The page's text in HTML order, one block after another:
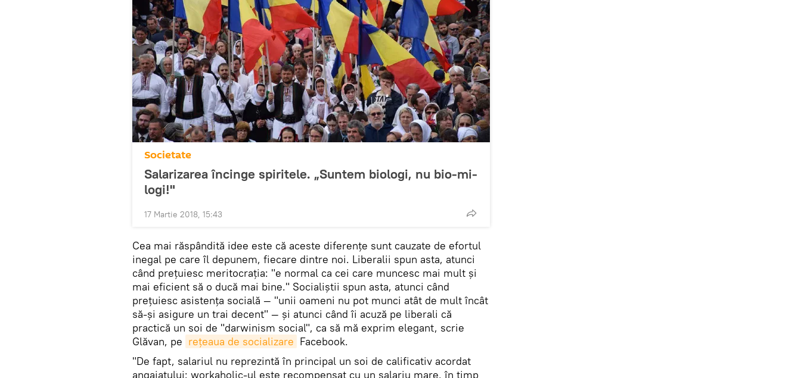
Societate
Salarizarea încinge spiritele. „Suntem biologi, nu bio-mi-
logi!"
17 Martie 2018, 15:43
Cea mai răspândită idee este că aceste diferențe sunt cauzate de efortul
inegal pe care îl depunem, fiecare dintre noi. Liberalii spun asta, atunci
când prețuiesc meritocrația: "e normal ca cei care muncesc mai mult și
mai eficient să o ducă mai bine." Socialiștii spun asta, atunci când
prețuiesc asistența socială — "unii oameni nu pot munci atât de mult încât
să-și asigure un trai decent" — și atunci când îi acuză pe liberali că
practică un soi de "darwinism social", ca să mă exprim elegant, scrie
Glăvan, pe rețeaua de socializare Facebook.
"De fapt, salariul nu reprezintă în principal un soi de calificativ acordat
angajatului: workaholic-ul este recompensat cu un salariu mare, în timp